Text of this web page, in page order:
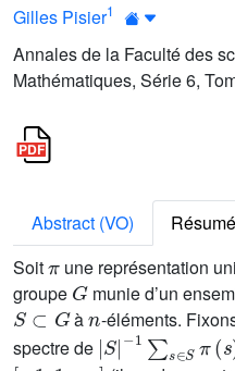
Gilles Pisier1
Annales de la Faculté des
Mathématiques, Série 6,
Abstract (VO)
Résumé
Soit
π
une représentation
groupe
G
munie d’un
S⊂G
à
n
-éléments.
spectre de
|S|-1∑s∈ Sπ(s)
[-1,1-ε]